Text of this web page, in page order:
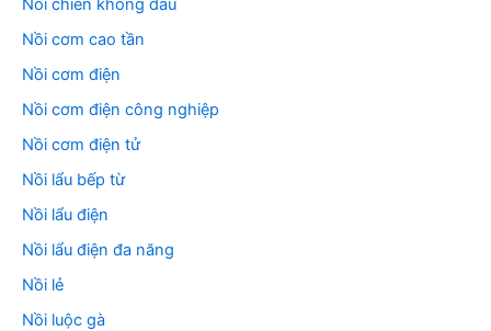
Nồi chiên không dầu
Nồi cơm cao tần
Nồi cơm điện
Nồi cơm điện công nghiệp
Nồi cơm điện tử
Nồi lẩu bếp từ
Nồi lẩu điện
Nồi lẩu điện đa năng
Nồi lẻ
Nồi luộc gà